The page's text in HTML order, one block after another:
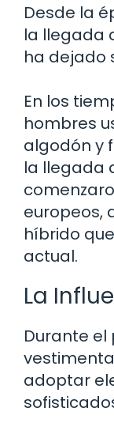
Desde la
la llegada
ha dejado
En los
hombres
algodón y
la llegada
europeos,
híbrido
actual.
La
Durante el
adoptar